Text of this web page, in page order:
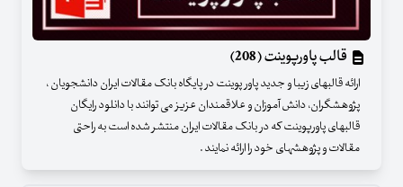
قالب پاورپوینت (208)
ارائه قالبهای زیبا و جدید پاور پوینت در پایگاه بانک مقالات ایران دانشجویان ،
پژوهشگران، دانش آموزان و علاقمندان عزیز می توانند با دانلود رایگان
قالبهای پاورپوینت که در بانک مقالات ایران منتشر شده است به راحتی
مقالات و پژوهشهای خود را ارائه نمایند .